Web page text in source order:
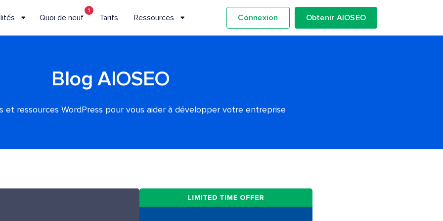
Quoi de neuf
1
Tarifs Ressources Connexion Obtenir AIOSEO
Blog AIOSEO
et ressources WordPress pour vous aider à développer votre entreprise